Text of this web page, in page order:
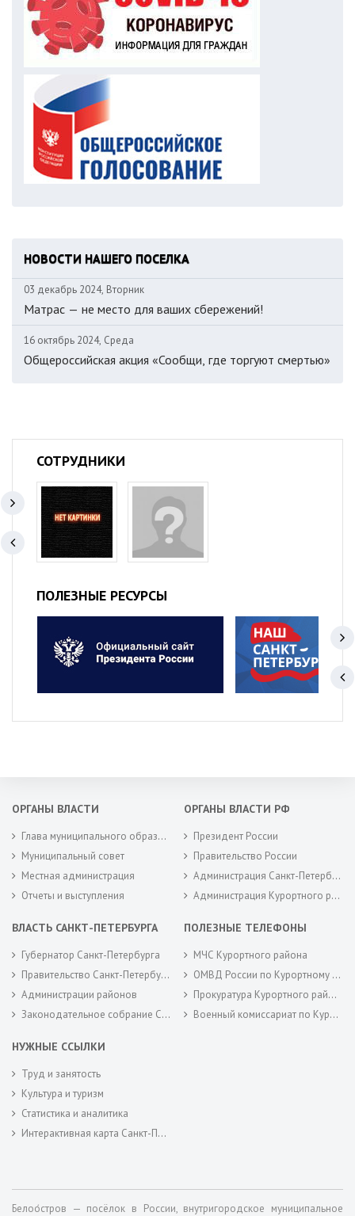
НОВОСТИ НАШЕГО ПОСЕЛКА
03 декабрь 2024, Вторник
Матрас — не место для ваших сбережений!
16 октябрь 2024, Среда
Общероссийская акция «Сообщи, где торгуют смертью»
СОТРУДНИКИ
ПОЛЕЗНЫЕ РЕСУРСЫ
ОРГАНЫ ВЛАСТИ
Глава муниципального образования
Муниципальный совет
Местная администрация
Отчеты и выступления
ОРГАНЫ ВЛАСТИ РФ
Президент России
Правительство России
Администрация Санкт-Петербурга
Администрация Курортного района Санкт-Петербурга
ВЛАСТЬ САНКТ-ПЕТЕРБУРГА
Губернатор Санкт-Петербурга
Правительство Санкт-Петербурга
Администрации районов
Законодательное собрание Санкт-Петербурга
ПОЛЕЗНЫЕ ТЕЛЕФОНЫ
МЧС Курортного района
ОМВД России по Курортному району
Прокуратура Курортного района
Военный комиссариат по Курортному районам города Санкт-Петербурга
НУЖНЫЕ ССЫЛКИ
Труд и занятость
Культура и туризм
Статистика и аналитика
Интерактивная карта Санкт-Петербурга
Белоо́стров — посёлок в России, внутригородское муниципальное